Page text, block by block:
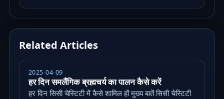
Related Articles
2025-04-09
हर दिन समलैंगिक ब्रह्मचर्य का पालन कैसे करें
हर दिन सिसी चेस्टिटी में कैसे शामिल हों मुख्य बातें सिसी चेस्टिटी